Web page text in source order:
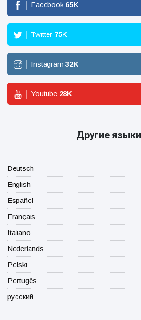
Facebook 65K
Twitter 75K
Instagram 32K
Youtube 28K
Другие языки
Deutsch
English
Español
Français
Italiano
Nederlands
Polski
Portugês
русский